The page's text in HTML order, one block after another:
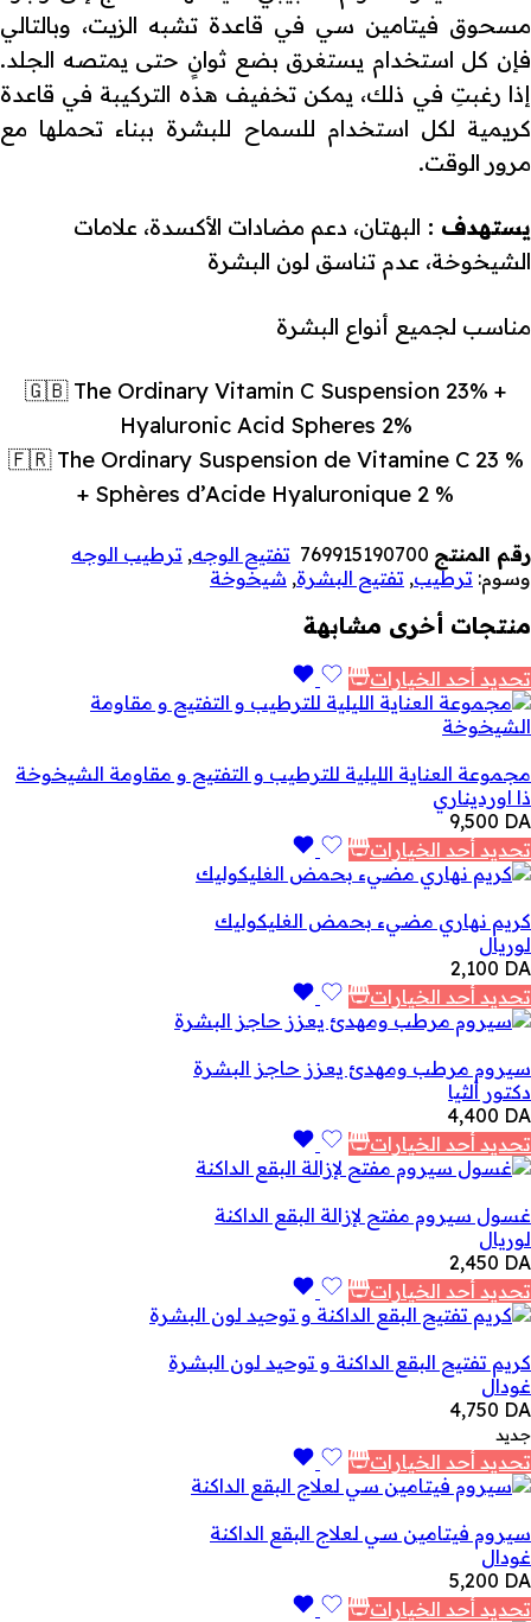
مسحوق فيتامين سي في قاعدة تشبه الزيت، وبالتالي
فإن كل استخدام يستغرق بضع ثوانٍ حتى يمتصه الجلد.
إذا رغبتِ في ذلك، يمكن تخفيف هذه التركيبة في قاعدة
كريمية لكل استخدام للسماح للبشرة ببناء تحملها مع
مرور الوقت.
يستهدف : البهتان، دعم مضادات الأكسدة، علامات
الشيخوخة، عدم تناسق لون البشرة
مناسب لجميع أنواع البشرة
🇬🇧 The Ordinary Vitamin C Suspension 23% +
Hyaluronic Acid Spheres 2%
🇫🇷 The Ordinary Suspension de Vitamine C 23 %
+ Sphères d’Acide Hyaluronique 2 %
رقم المنتج 769915190700 تفتيح الوجه, ترطيب الوجه
وسوم: ترطيب, تفتيح البشرة, شيخوخة
منتجات أخرى مشابهة
تحديد أحد الخيارات
مجموعة العناية الليلية للترطيب و التفتيح و مقاومة الشيخوخة
ذا اورديناري
9,500 DA
تحديد أحد الخيارات
كريم نهاري مضيء بحمض الغليكوليك
لوريال
2,100 DA
تحديد أحد الخيارات
سيروم مرطب ومهدئ يعزز حاجز البشرة
دكتور ألثيا
4,400 DA
تحديد أحد الخيارات
غسول سيروم مفتح لإزالة البقع الداكنة
لوريال
2,450 DA
تحديد أحد الخيارات
كريم تفتيح البقع الداكنة و توحيد لون البشرة
غودال
4,750 DA
جديد
تحديد أحد الخيارات
سيروم فيتامين سي لعلاج البقع الداكنة
غودال
5,200 DA
تحديد أحد الخيارات